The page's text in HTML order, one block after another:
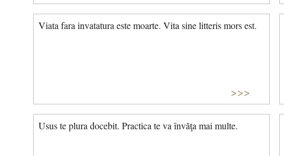
Viata fara invatatura este moarte. Vita sine litteris mors est.
>>>
Usus te plura docebit. Practica te va învăţa mai multe.